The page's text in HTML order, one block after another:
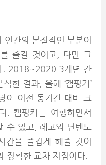
간의 본질적인 부분이
즐길 것이고, 다만 그
. 2018~2020 3개년 간
한 결과, 올해 ‘캠핑카’
량이 이전 동기간 대비 크
. 캠핑카는 여행하면서
수 있고, 레고와 닌텐도
간을 즐겁게 해줄 것이
정확한 교차 지점이다.